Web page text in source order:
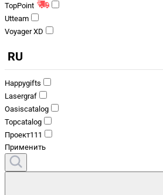
TopPoint
Utteam
Voyager XD
RU
Happygifts
Lasergraf
Oasiscatalog
Topcatalog
Проект111
Применить